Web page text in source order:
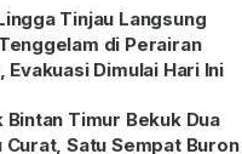
Tinjau Langsung
di Perairan
Evakuasi Dimulai Hari Ini
Bintan Timur Bekuk Dua
Curat, Satu Sempat Buron